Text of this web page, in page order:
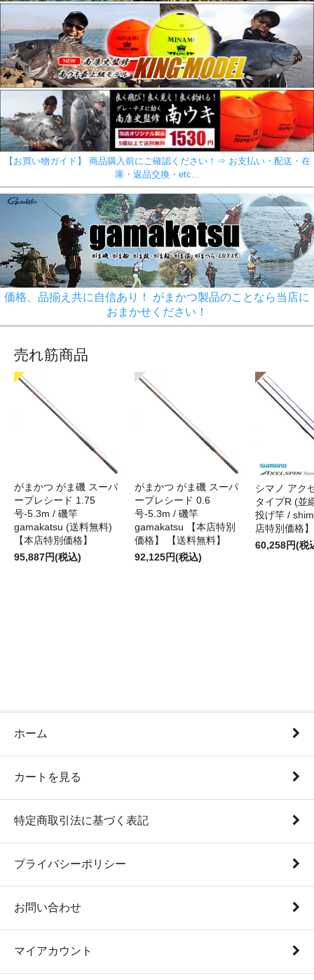
【お買い物ガイド】 商品購入前にご確認ください！⇒ お支払い・配送・在
庫・返品交換・etc...
価格、品揃え共に自信あり！ がまかつ製品のことなら当店に
おまかせください！
売れ筋商品
がまかつ がま磯 スーパ
ープレシード 1.75
号-5.3m / 磯竿
gamakatsu (送料無料)
【本店特別価格】
95,887円(税込)
がまかつ がま磯 スーパ
ープレシード 0.6
号-5.3m / 磯竿
gamakatsu 【本店特別
価格】 【送料無料】
92,125円(税込)
シマノ アク
タイプR (並
投げ竿 /
店特別価格】
60,258円(税
ホーム
カートを見る
特定商取引法に基づく表記
プライバシーポリシー
お問い合わせ
マイアカウント